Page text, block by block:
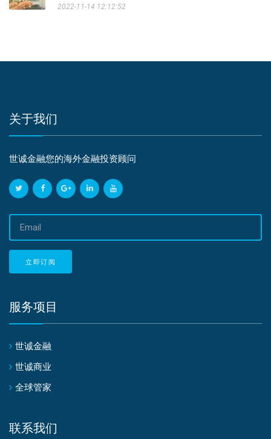
2022-11-14 12:12:52
关于我们
世诚金融您的海外金融投资顾问
立即订阅
服务项目
世诚金融
世诚商业
全球管家
联系我们